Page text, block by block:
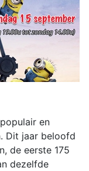
en
Dit jaar beloofd
de eerste 175
dezelfde